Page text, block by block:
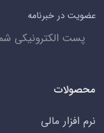
عضویت در خبرنامه
محصولات
نرم افزار مالی